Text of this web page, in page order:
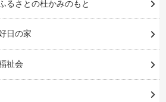
さとの杜かみのもと
日の家
祉会